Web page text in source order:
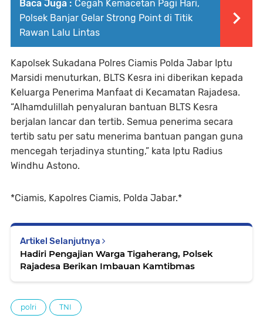
Baca Juga : Cegah Kemacetan Pagi Hari,
Polsek Banjar Gelar Strong Point di Titik
Rawan Lalu Lintas
Kapolsek Sukadana Polres Ciamis Polda Jabar Iptu
Marsidi menuturkan, BLTS Kesra ini diberikan kepada
Keluarga Penerima Manfaat di Kecamatan Rajadesa.
“Alhamdulillah penyaluran bantuan BLTS Kesra
berjalan lancar dan tertib. Semua penerima secara
tertib satu per satu menerima bantuan pangan guna
mencegah terjadinya stunting,” kata Iptu Radius
Windhu Astono.
*Ciamis, Kapolres Ciamis, Polda Jabar.*
Artikel Selanjutnya
Hadiri Pengajian Warga Tigaherang, Polsek
Rajadesa Berikan Imbauan Kamtibmas
polri TNI